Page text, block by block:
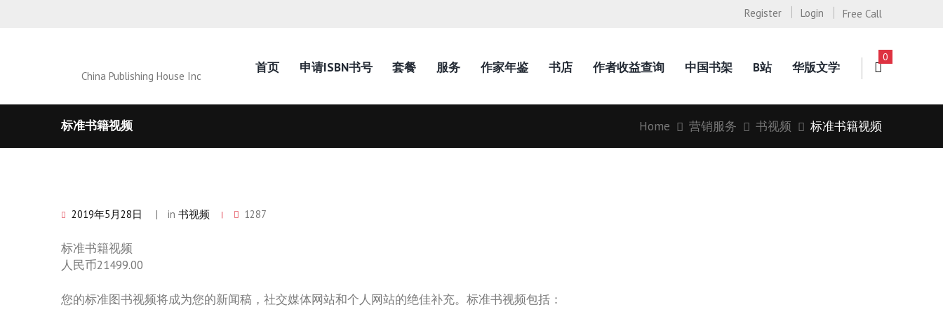
Free Call
Register Login
China Publishing House Inc
首页 申请ISBN书号 套餐 服务 作家年鉴 书店 作者收益查询 中国书架 B站 华版文学
0
标准书籍视频 Home 营销服务 书视频 标准书籍视频
2019年5月28日 in书视频 1287
标准书籍视频
人民币21499.00
您的标准图书视频将成为您的新闻稿，社交媒体网站和个人网站的绝佳补充。标准书视频包括：